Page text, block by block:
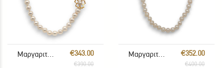
Μαργαριταρένιο Κολιέ €343.00
€390.00
Μαργαριταρένιο Κολιέ €352.00
€400.00